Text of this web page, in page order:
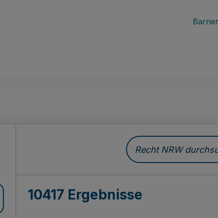
Recht NRW
10417 Ergebnisse